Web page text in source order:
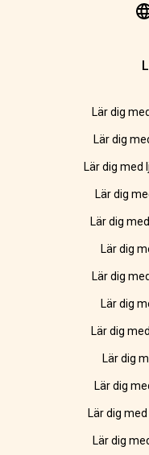
Lär dig
Lär dig
Lär dig med
Lär dig
Lär dig
Lär dig
Lär dig
Lär dig
Lär dig
Lär dig
Lär dig
Lär dig
Lär dig